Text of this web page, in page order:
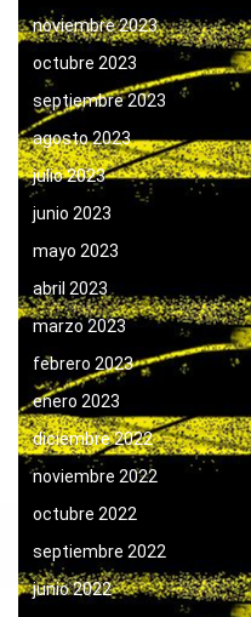
noviembre 2023
octubre 2023
septiembre 2023
agosto 2023
julio 2023
junio 2023
mayo 2023
abril 2023
marzo 2023
febrero 2023
enero 2023
diciembre 2022
noviembre 2022
octubre 2022
septiembre 2022
junio 2022